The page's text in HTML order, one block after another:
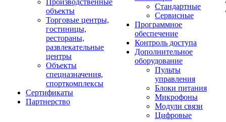
Производственные
объекты
Торговые центры,
гостиницы,
рестораны,
развлекательные
центры
Объекты
спецназначения,
спорткомплексы
Сертификаты
Партнерство
Стандартные
Сервисные
Программное
обеспечение
Контроль доступа
Дополнительное
оборудование
Пульты
управления
Блоки питания
Микрофоны
Модули связи
Цифровые